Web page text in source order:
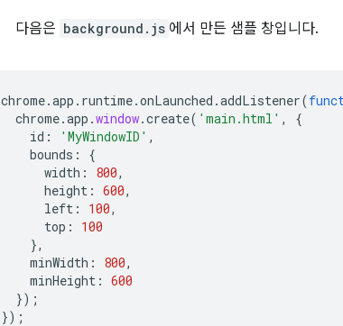
다음은 background.js 에서 만든 샘플 창입니다.
chrome.app . runtime.onLaunched .addListener(
chrome.app .window.create( 'main.html' ,
{
id : 'MyWindowID' ,
bounds :
{
width : 800,
height : 600,
left : 100,
top :
100
},
minWidth : 800,
minHeight : 600
});
});